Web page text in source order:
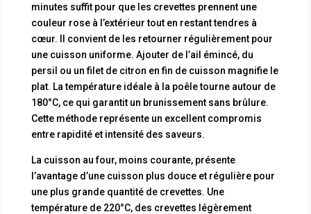
minutes suffit pour que les crevettes prennent une
couleur rose à l’extérieur tout en restant tendres à
cœur. Il convient de les retourner régulièrement pour
une cuisson uniforme. Ajouter de l’ail émincé, du
persil ou un filet de citron en fin de cuisson magnifie le
plat. La température idéale à la poêle tourne autour de
180°C, ce qui garantit un brunissement sans brûlure.
Cette méthode représente un excellent compromis
entre rapidité et intensité des saveurs.
La cuisson au four, moins courante, présente
l’avantage d’une cuisson plus douce et régulière pour
une plus grande quantité de crevettes. Une
température de 220°C, des crevettes légèrement